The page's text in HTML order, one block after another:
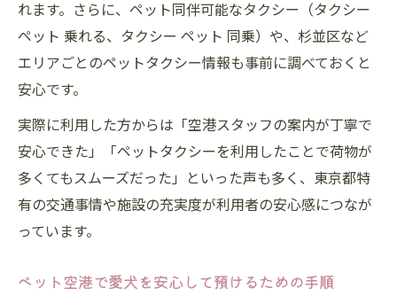
れます。さらに、ペット同伴可能なタクシー（タクシー
ペット 乗れる、タクシー ペット 同乗）や、杉並区など
エリアごとのペットタクシー情報も事前に調べておくと
安心です。
実際に利用した方からは「空港スタッフの案内が丁寧で
安心できた」「ペットタクシーを利用したことで荷物が
多くてもスムーズだった」といった声も多く、東京都特
有の交通事情や施設の充実度が利用者の安心感につなが
っています。
ペット空港で愛犬を安心して預けるための手順